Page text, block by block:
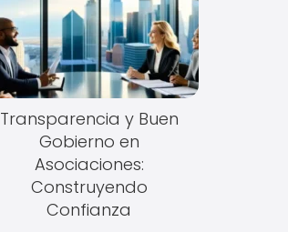
Transparencia y Buen
Gobierno en
Asociaciones:
Construyendo
Confianza